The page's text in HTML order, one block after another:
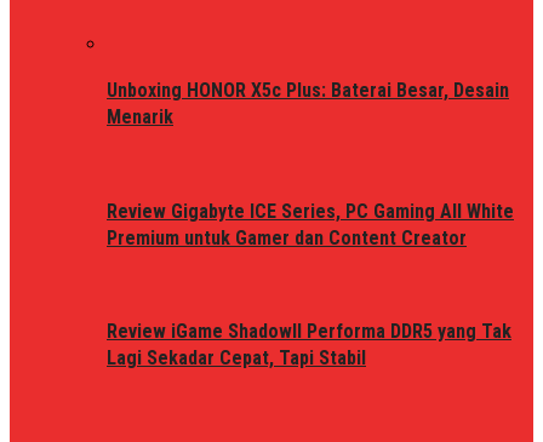
Unboxing HONOR X5c Plus: Baterai Besar, Desain
Menarik
Review Gigabyte ICE Series, PC Gaming All White
Premium untuk Gamer dan Content Creator
Review iGame ShadowII Performa DDR5 yang Tak
Lagi Sekadar Cepat, Tapi Stabil